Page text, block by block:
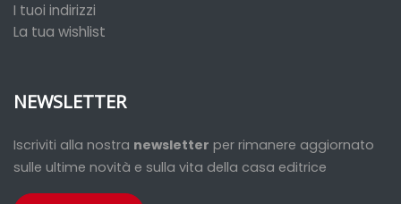
I tuoi indirizzi
La tua wishlist
NEWSLETTER
Iscriviti alla nostra newsletter per rimanere aggiornato
sulle ultime novità e sulla vita della casa editrice